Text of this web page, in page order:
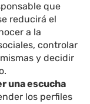
que
reducirá el
a la
controlar
y decidir
una escucha
los perfiles